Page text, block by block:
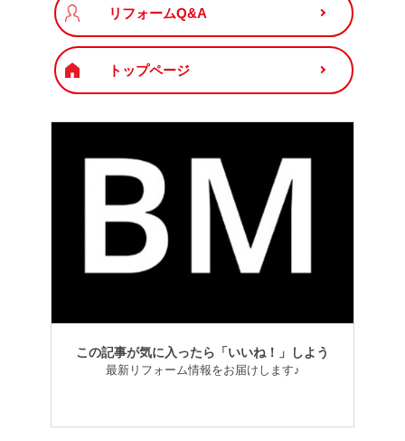
リフォームQ&A
トップページ
この記事が気に入ったら「いいね！」しよう
最新リフォーム情報をお届けします♪